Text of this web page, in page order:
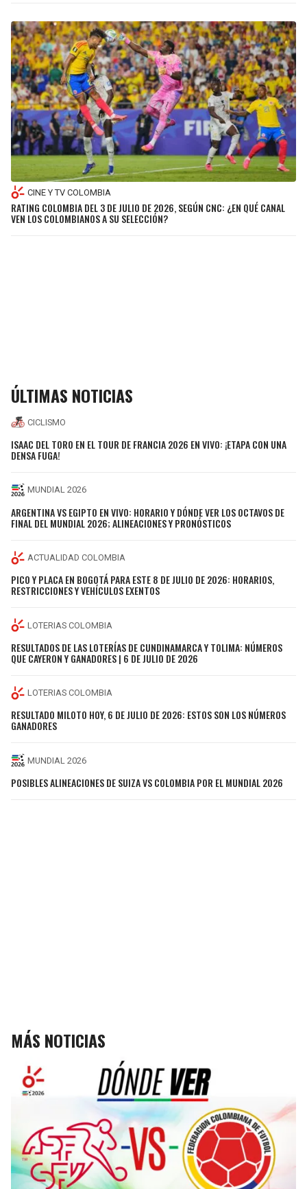
CINE Y TV COLOMBIA
RATING COLOMBIA DEL 3 DE JULIO DE 2026, SEGÚN CNC: ¿EN QUÉ CANAL
VEN LOS COLOMBIANOS A SU SELECCIÓN?
ÚLTIMAS NOTICIAS
CICLISMO
ISAAC DEL TORO EN EL TOUR DE FRANCIA 2026 EN VIVO: ¡ETAPA CON UNA
DENSA FUGA!
MUNDIAL 2026
ARGENTINA VS EGIPTO EN VIVO: HORARIO Y DÓNDE VER LOS OCTAVOS DE
FINAL DEL MUNDIAL 2026; ALINEACIONES Y PRONÓSTICOS
ACTUALIDAD COLOMBIA
PICO Y PLACA EN BOGOTÁ PARA ESTE 8 DE JULIO DE 2026: HORARIOS,
RESTRICCIONES Y VEHÍCULOS EXENTOS
LOTERIAS COLOMBIA
RESULTADOS DE LAS LOTERÍAS DE CUNDINAMARCA Y TOLIMA: NÚMEROS
QUE CAYERON Y GANADORES | 6 DE JULIO DE 2026
LOTERIAS COLOMBIA
RESULTADO MILOTO HOY, 6 DE JULIO DE 2026: ESTOS SON LOS NÚMEROS
GANADORES
MUNDIAL 2026
POSIBLES ALINEACIONES DE SUIZA VS COLOMBIA POR EL MUNDIAL 2026
MÁS NOTICIAS